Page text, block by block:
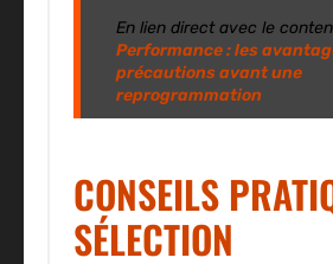
En lien direct avec le
Performance : les
précautions avant une
reprogrammation
CONSEILS
SÉLECTION